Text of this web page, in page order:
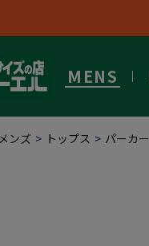
MENS
メンズ トップス パーカー